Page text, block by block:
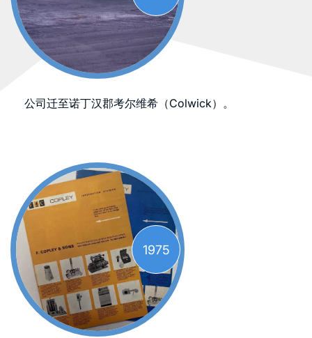
公司迁至诺丁汉郡考尔维希（Colwick）。
1975